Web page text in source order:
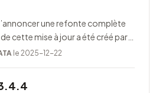
une refonte complète
cette mise à jour a été créé par
le 2025-12-22